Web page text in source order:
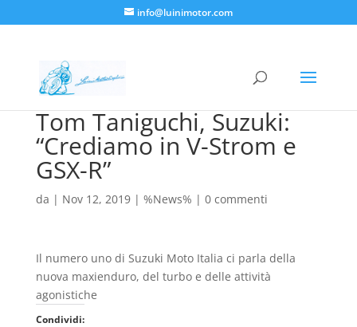
info@luinimotor.com
Tom Taniguchi, Suzuki:
“Crediamo in V-Strom e
GSX-R”
da | Nov 12, 2019| %News% | 0 commenti
Il numero uno di Suzuki Moto Italia ci parla della
nuova maxienduro, del turbo e delle attività
agonistiche
Condividi: